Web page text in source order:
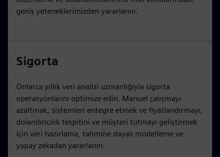
geniş yeteneklerimizden yararlanın.
Sigorta
Onlarca yıllık veri analizi uzmanlığıyla sigorta
operasyonlarını optimize edin. Manuel çalışmayı
azaltmak, sistemleri entegre etmek ve fiyatlandırmayı,
dolandırıcılık tespitini ve müşteri tutmayı geliştirmek
için veri hazırlama, tahmine dayalı modelleme ve
yapay zekadan yararlanın.